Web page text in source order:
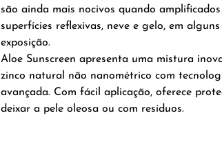
são ainda mais nocivos quando
superfícies reflexivas, neve e gelo, em
exposição.
Aloe Sunscreen apresenta uma mistura
zinco natural não nanométrico com
avançada. Com fácil aplicação, oferece
deixar a pele oleosa ou com resíduos.